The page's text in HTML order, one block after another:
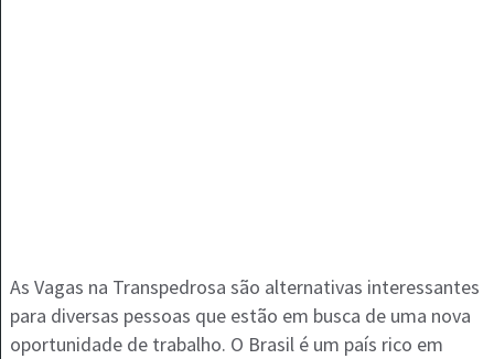
As Vagas na Transpedrosa são alternativas interessantes
para diversas pessoas que estão em busca de uma nova
oportunidade de trabalho. O Brasil é um país rico em